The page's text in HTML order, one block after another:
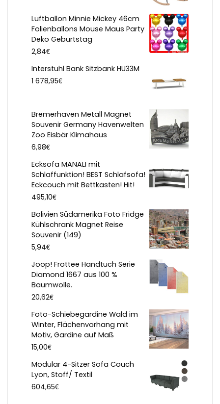
Luftballon Minnie Mickey 46cm
Folienballons Mouse Maus Party
Deko Geburtstag
2,84€
Interstuhl Bank Sitzbank HU33M
1 678,95€
Bremerhaven Metall Magnet
Souvenir Germany Havenwelten
Zoo Eisbär Klimahaus
6,98€
Ecksofa MANALI mit
Schlaffunktion! BEST Schlafsofa!
Eckcouch mit Bettkasten! Hit!
495,10€
Bolivien Südamerika Foto Fridge
Kühlschrank Magnet Reise
Souvenir (149)
5,94€
Joop! Frottee Handtuch Serie
Diamond 1667 aus 100 %
Baumwolle.
20,62€
Foto-Schiebegardine Wald im
Winter, Flächenvorhang mit
Motiv, Gardine auf Maß
15,00€
Modular 4-Sitzer Sofa Couch
Lyon, Stoff/ Textil
604,65€